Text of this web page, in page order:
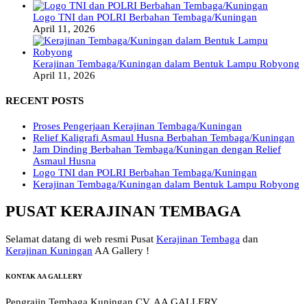
Logo TNI dan POLRI Berbahan Tembaga/Kuningan
April 11, 2026
Kerajinan Tembaga/Kuningan dalam Bentuk Lampu Robyong
April 11, 2026
RECENT POSTS
Proses Pengerjaan Kerajinan Tembaga/Kuningan
Relief Kaligrafi Asmaul Husna Berbahan Tembaga/Kuningan
Jam Dinding Berbahan Tembaga/Kuningan dengan Relief
Asmaul Husna
Logo TNI dan POLRI Berbahan Tembaga/Kuningan
Kerajinan Tembaga/Kuningan dalam Bentuk Lampu Robyong
PUSAT KERAJINAN TEMBAGA
Selamat datang di web resmi Pusat Kerajinan Tembaga dan
Kerajinan Kuningan AA Gallery !
KONTAK AA GALLERY
Pengrajin Tembaga Kuningan CV. AA GALLERY